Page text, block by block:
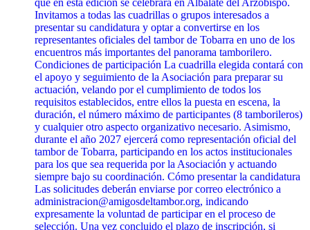
que en esta edición se celebrará en Albalate del Arzobispo.
Invitamos a todas las cuadrillas o grupos interesados a
presentar su candidatura y optar a convertirse en los
representantes oficiales del tambor de Tobarra en uno de los
encuentros más importantes del panorama tamborilero.
Condiciones de participación La cuadrilla elegida contará con
el apoyo y seguimiento de la Asociación para preparar su
actuación, velando por el cumplimiento de todos los
requisitos establecidos, entre ellos la puesta en escena, la
duración, el número máximo de participantes (8 tamborileros)
y cualquier otro aspecto organizativo necesario. Asimismo,
durante el año 2027 ejercerá como representación oficial del
tambor de Tobarra, participando en los actos institucionales
para los que sea requerida por la Asociación y actuando
siempre bajo su coordinación. Cómo presentar la candidatura
Las solicitudes deberán enviarse por correo electrónico a
administracion@amigosdeltambor.org, indicando
expresamente la voluntad de participar en el proceso de
selección. Una vez concluido el plazo de inscripción, si